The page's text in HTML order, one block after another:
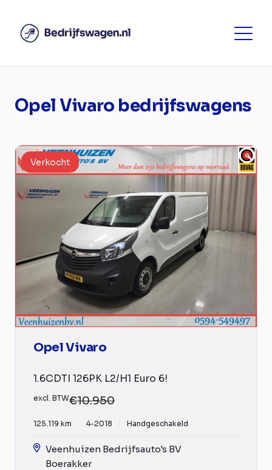
Opel Vivaro bedrijfswagens
Verkocht
Opel Vivaro
1.6CDTI 126PK L2/H1 Euro 6!
excl. BTW€10.950
125.119 km 4-2018 Handgeschakeld
Veenhuizen Bedrijfsauto's BV
Boerakker